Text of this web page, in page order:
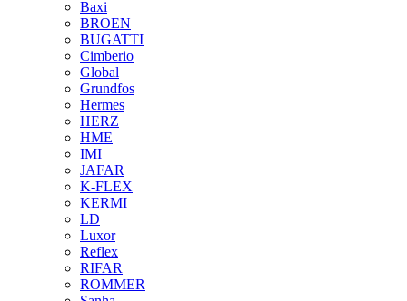
Baxi
BROEN
BUGATTI
Cimberio
Global
Grundfos
Hermes
HERZ
HME
IMI
JAFAR
K-FLEX
KERMI
LD
Luxor
Reflex
RIFAR
ROMMER